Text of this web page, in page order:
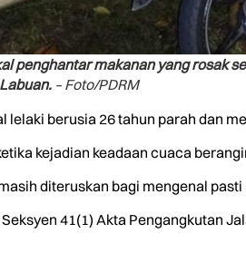
penghantar makanan yang rosak
– Foto/PDRM
lelaki berusia 26 tahun parah dan
kejadian keadaan cuaca
diteruskan bagi mengenal
41(1) Akta Pengangkutan